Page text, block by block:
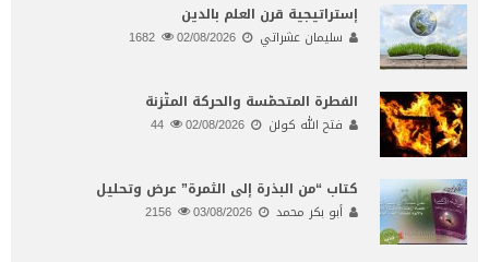
إستراتيجية قرن العلم بالدين
سليمان عشراتي 02/08/2026
الفطرة المتحمّسة والحركة المتّزنة
فتح الله كولن 02/08/2026
كتاب “من البذرة إلى الثمرة” عرض وتحليل
أبو بكر محمد 03/08/2026